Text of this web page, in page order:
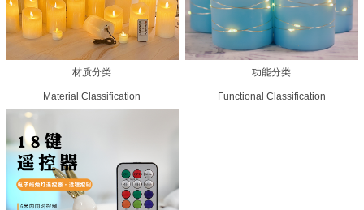
材质分类
Material Classification
功能分类
Functional Classification